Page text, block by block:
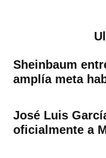
Sheinbaum
amplía meta
José Luis
oficialmente a